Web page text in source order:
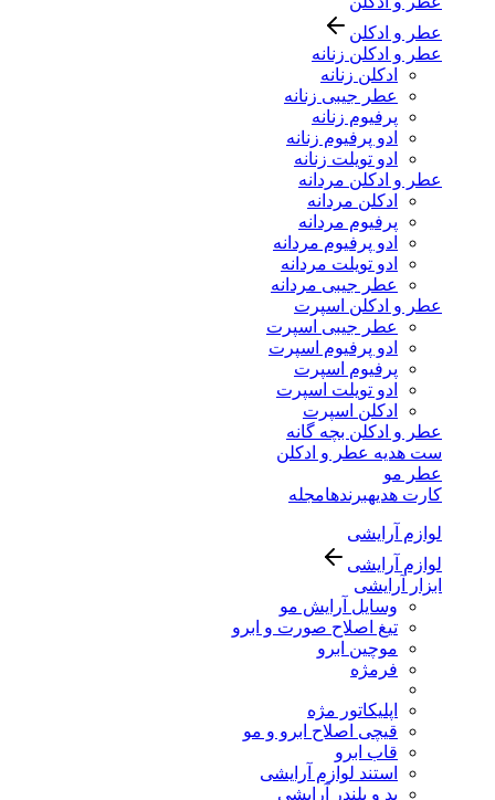
عطر و ادکلن
عطر و ادکلن زنانه
ادکلن زنانه
عطر جیبی زنانه
پرفیوم زنانه
ادو پرفیوم زنانه
ادو تویلت زنانه
عطر و ادکلن مردانه
ادکلن مردانه
پرفیوم مردانه
ادو پرفیوم مردانه
ادو تویلت مردانه
عطر جیبی مردانه
عطر و ادکلن اسپرت
عطر جیبی اسپرت
ادو پرفیوم اسپرت
پرفیوم اسپرت
ادو تویلت اسپرت
ادکلن اسپرت
عطر و ادکلن بچه گانه
ست هدیه عطر و ادکلن
عطر مو
کارت هدیهبرندهامجله
لوازم آرایشی
لوازم آرایشی
ابزار آرایشی
وسایل آرایش مو
تیغ اصلاح صورت و ابرو
موچین ابرو
فرمژه
اپلیکاتور مژه
قیچی اصلاح ابرو و مو
قاب ابرو
استند لوازم آرایشی
پد و بلندر آرایشی